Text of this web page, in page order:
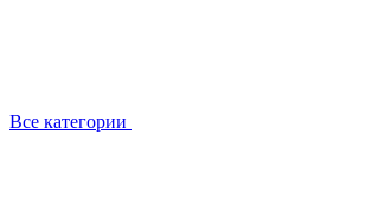
Все категории